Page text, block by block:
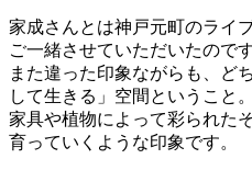
家成さんとは神戸元町のライ
ご一緒させていただいたのです
また違った印象ながらも、ど
して生きる」空間ということ。
家具や植物によって彩られた
育っていくような印象です。